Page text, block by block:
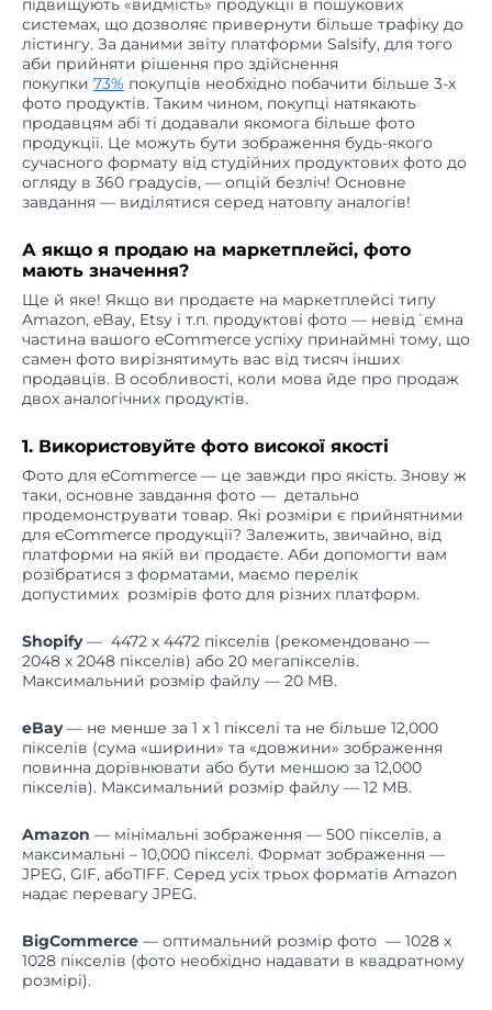
лістингу. За даними звіту платформи Salsify, для того
аби прийняти рішення про здійснення
покупки73%покупців необхідно побачити більше 3-х
фото продуктів. Таким чином, покупці натякають
продавцям абі ті додавали якомога більше фото
продукції. Це можуть бути зображення будь-якого
сучасного формату від студійних продуктових фото до
огляду в 360 градусів, — опцій безліч! Основне
завдання — виділятися серед натовпу аналогів!
мають значення?
Ще й яке! Якщо ви продаєте на маркетплейсі типу
Amazon, eBay, Etsy і т.п. продуктові фото — невід´ємна
частина вашого eCommerce успіху принаймні тому, що
самен фото вирізнятимуть вас від тисяч інших
продавців. В особливості, коли мова йде про продаж
двох аналогічних продуктів.
Фото для eCommerce — це завжди про якість. Знову ж
таки, основне завдання фото — детально
продемонструвати товар. Які розміри є прийнятними
для eCommerce продукції? Залежить, звичайно, від
платформи на якій ви продаєте. Аби допомогти вам
розібратися з форматами, маємо перелік
допустимих розмірів фото для різних платформ.
2048 x 2048 пікселів) або 20 мегапікселів.
Максимальний розмір файлу — 20 MB.
пікселів (сума «ширини» та «довжини» зображення
повинна дорівнювати або бути меншою за 12,000
пікселів). Максимальний розмір файлу — 12 MB.
максимальні – 10,000 пікселі. Формат зображення —
JPEG, GIF, абоTIFF. Серед усіх трьох форматів Amazon
надає перевагу JPEG.
1028 пікселів (фото необхідно надавати в квадратному
розмірі).